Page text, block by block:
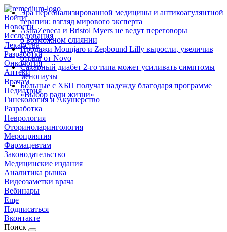
Войти
Новости
Исследования
Лекарства
Разработка
Онкология
Аптеки
Врачам
Педиатрия
Гинекология и Акушерство
Разработка
Неврология
Оториноларингология
Мероприятия
Фармацевтам
Законодательство
Медицинские издания
Аналитика рынка
Видеозаметки врача
Вебинары
Еще
Подписаться
Вконтакте
Поиск
Эра персонализированной медицины и антикоагулянтной
терапии: взгляд мирового эксперта
AstraZeneca и Bristol Myers не ведут переговоры
о возможном слиянии
Продажи Mounjaro и Zepbound Lilly выросли, увеличив
отрыв от Novo
Сахарный диабет 2‑го типа может усиливать симптомы
менопаузы
Больные с ХБП получат надежду благодаря программе
«Выбор ради жизни»